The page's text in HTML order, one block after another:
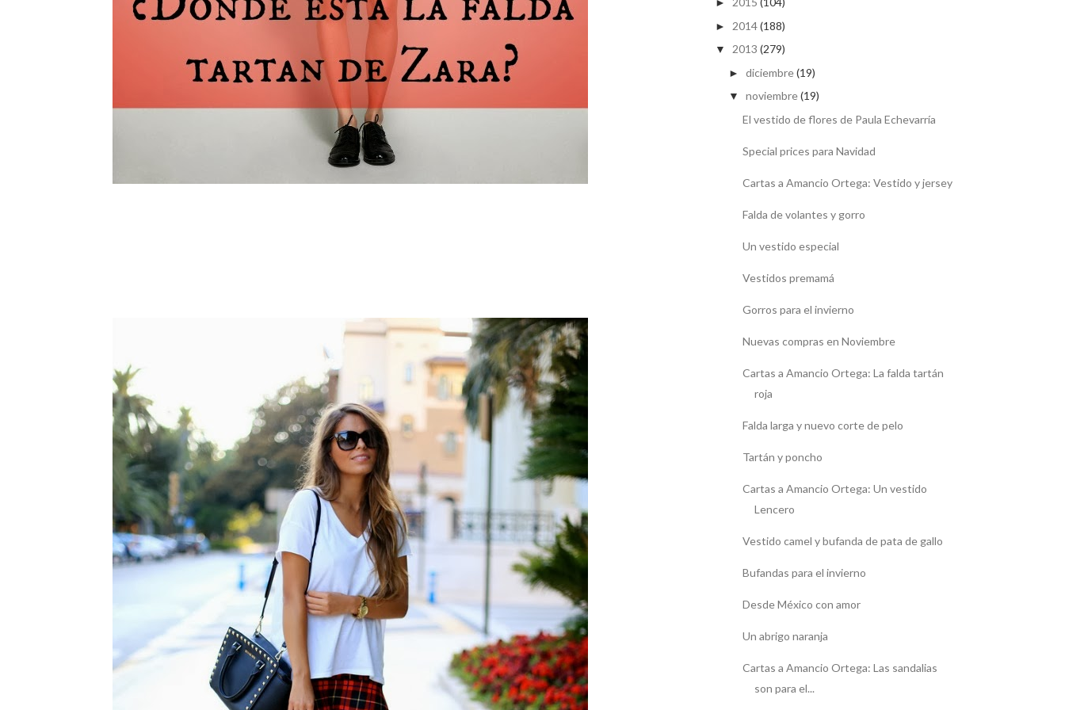
► 2014(188)
▼ 2013 (279)
► diciembre(19)
▼ noviembre(19)
El vestido de flores de Paula Echevarría
Special prices para Navidad
Cartas a Amancio Ortega: Vestido y jersey
Falda de volantes y gorro
Un vestido especial
Vestidos premamá
Gorros para el invierno
Nuevas compras en Noviembre
Cartas a Amancio Ortega: La falda tartán
roja
Falda larga y nuevo corte de pelo
Tartán y poncho
Cartas a Amancio Ortega: Un vestido
Lencero
Vestido camel y bufanda de pata de gallo
Bufandas para el invierno
Desde México con amor
Un abrigo naranja
Cartas a Amancio Ortega: Las sandalias
son para el...